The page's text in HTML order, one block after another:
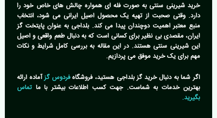
خرید شیرینی سنتی به صورت فله ای همواره چالش های خاص خود را
دارد. وقتی صحبت از تهیه یک محصول اصیل ایرانی می شود، انتخاب
منبع معتبر اهمیت دوچندان پیدا می کند. بلداجی به عنوان پایتخت گز
ایران، مقصدی بی نظیر برای کسانی است که به دنبال طعم واقعی و اصیل
این شیرینی سنتی هستند. در این مقاله به بررسی کامل شرایط و نکات
مهم برای یک خرید موفق می پردازیم.
اگر شما به دنبال خرید گز بلداجی هستید، فروشگاهفردوس گز آماده ارائه
بهترین خدمات به شماست. جهت کسب اطلاعات بیشتر با ما تماس
بگیرید.